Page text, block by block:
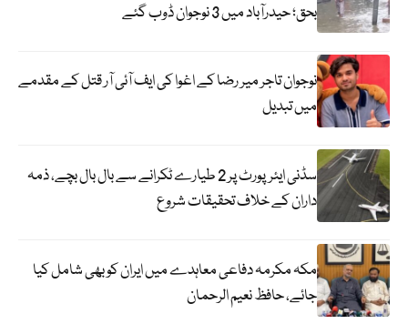
بحق؛ حیدرآباد میں 3 نوجوان ڈوب گئے
نوجوان تاجر میر رضا کے اغوا کی ایف آئی آر قتل کے مقدمے
میں تبدیل
سڈنی ایئرپورٹ پر 2 طیارے ٹکرانے سے بال بال بچے، ذمہ
داران کے خلاف تحقیقات شروع
مکہ مکرمہ دفاعی معاہدے میں ایران کو بھی شامل کیا
جائے، حافظ نعیم الرحمان